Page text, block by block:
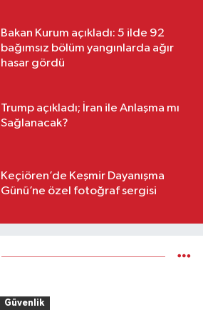
Bakan Kurum açıkladı: 5 ilde 92
bağımsız bölüm yangınlarda ağır
hasar gördü
Trump açıkladı; İran ile Anlaşma mı
Sağlanacak?
Keçiören’de Keşmir Dayanışma
Günü’ne özel fotoğraf sergisi
Güvenlik